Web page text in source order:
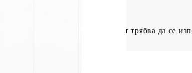
преобръщане, този продукт трябва да се